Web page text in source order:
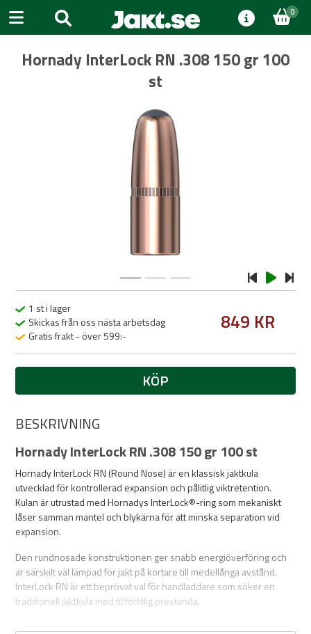
0
Hornady InterLock RN .308 150 gr 100
st
1 st i lager
Skickas från oss nästa arbetsdag
Gratis frakt - över 599:-
849 KR
KÖP
BESKRIVNING
Hornady InterLock RN .308 150 gr 100 st
Hornady InterLock RN (Round Nose) är en klassisk jaktkula
utvecklad för kontrollerad expansion och pålitlig viktretention.
Kulan är utrustad med Hornadys InterLock®-ring som mekaniskt
låser samman mantel och blykärna för att minska separation vid
expansion.
Den rundnosade konstruktionen ger snabb energiöverföring och
är särskilt väl lämpad för jakt på kortare till medellånga avstånd.
InterLock RN är ett beprövat val för handladdare som söker en
traditionell jaktkula med tillförlitlig prestanda.